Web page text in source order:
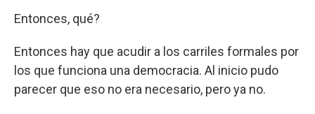
Entonces, qué?
Entonces hay que acudir a los carriles formales por
los que funciona una democracia. Al inicio pudo
parecer que eso no era necesario, pero ya no.